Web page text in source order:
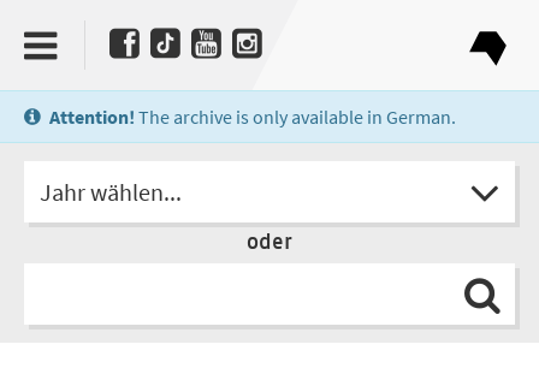
Attention! The archive is only available in German.
Jahr wählen...
oder